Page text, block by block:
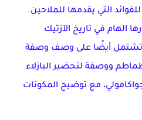
التي يقدمها للملاحين.
الهام في تاريخ الآزتيك
تشتمل أيضًا على وصف وصفة
ووصفة لتحضير البازلاء
مع توضيح المكونات